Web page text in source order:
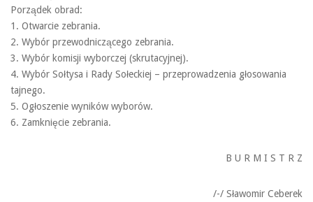
Porządek obrad:
1. Otwarcie zebrania.
2. Wybór przewodniczącego zebrania.
3. Wybór komisji wyborczej (skrutacyjnej).
4. Wybór Sołtysa i Rady Sołeckiej – przeprowadzenia głosowania
tajnego.
5. Ogłoszenie wyników wyborów.
6. Zamknięcie zebrania.
B U R M I S T R Z
/-/ Sławomir Ceberek